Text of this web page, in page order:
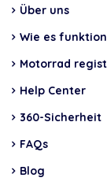
Über uns
Wie es
Motorrad
Help Center
360-Sicherheit
FAQs
Blog